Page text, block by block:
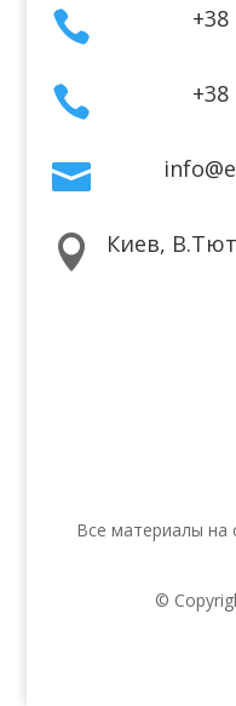
 +38
 +38

 Киев,
Все материалы на
©